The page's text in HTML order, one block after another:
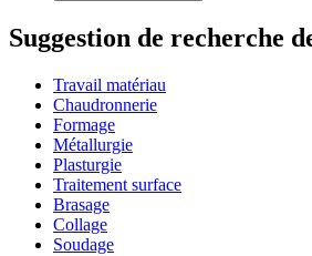
Suggestion de recherche
Travail matériau
Chaudronnerie
Formage
Métallurgie
Plasturgie
Traitement surface
Brasage
Collage
Soudage